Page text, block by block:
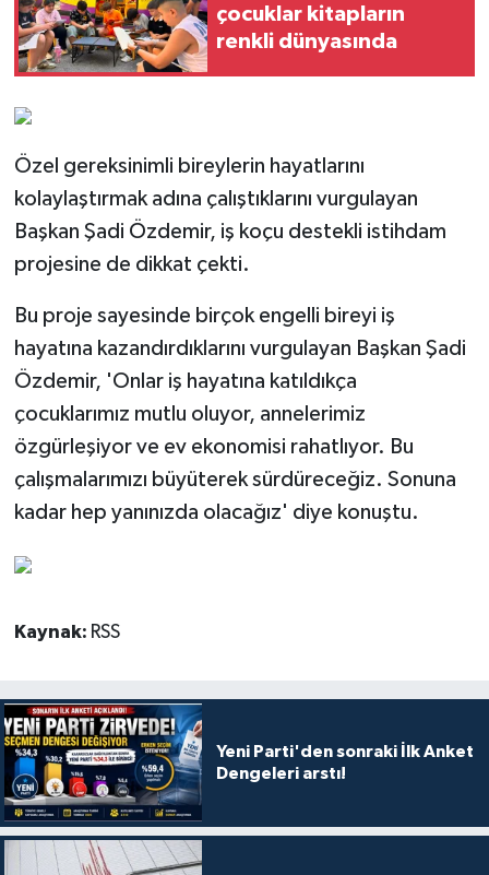
çocuklar kitapların
renkli dünyasında
Özel gereksinimli bireylerin hayatlarını
kolaylaştırmak adına çalıştıklarını vurgulayan
Başkan Şadi Özdemir, iş koçu destekli istihdam
projesine de dikkat çekti.
Bu proje sayesinde birçok engelli bireyi iş
hayatına kazandırdıklarını vurgulayan Başkan Şadi
Özdemir, 'Onlar iş hayatına katıldıkça
çocuklarımız mutlu oluyor, annelerimiz
özgürleşiyor ve ev ekonomisi rahatlıyor. Bu
çalışmalarımızı büyüterek sürdüreceğiz. Sonuna
kadar hep yanınızda olacağız' diye konuştu.
Kaynak: RSS
Yeni Parti'den sonraki İlk Anket
Dengeleri arstı!